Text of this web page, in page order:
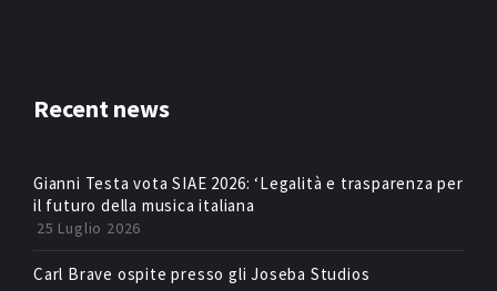
Recent news
Gianni Testa vota SIAE 2026: ‘Legalità e trasparenza per
il futuro della musica italiana
25 Luglio 2026
Carl Brave ospite presso gli Joseba Studios